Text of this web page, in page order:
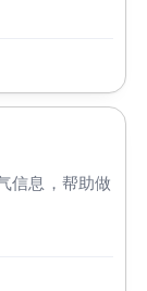
信息，帮助做